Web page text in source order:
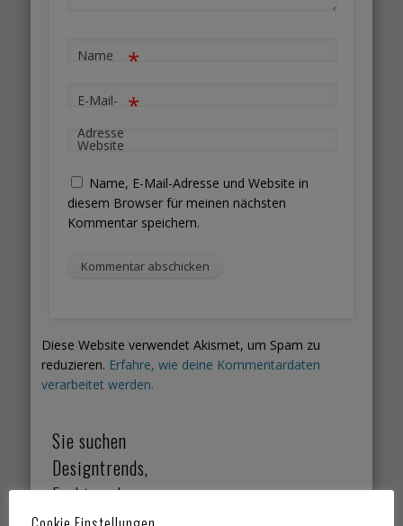
Name *
E-Mail-
Adresse
*
Website
Name, E-Mail-Adresse und Website in
diesem Browser für meinen nächsten
Kommentar speichern.
Diese Website verwendet Akismet, um Spam zu
reduzieren. Erfahre, wie deine Kommentardaten
verarbeitet werden.
Sie suchen
Designtrends,
Farbtrends,